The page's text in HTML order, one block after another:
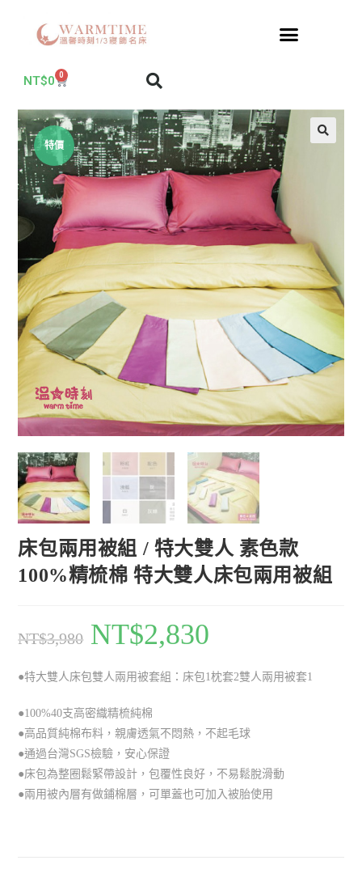
NT$0 0
特價
床包兩用被組 / 特大雙人 素色款
100%精梳棉 特大雙人床包兩用被組
NT$3,980 NT$2,830
●特大雙人床包雙人兩用被套組：床包1枕套2雙人兩用被套1
●100%40支高密織精梳純棉
●高品質純棉布料，親膚透氣不悶熱，不起毛球
●通過台灣SGS檢驗，安心保證
●床包為整圈鬆緊帶設計，包覆性良好，不易鬆脫滑動
●兩用被內層有做鋪棉層，可單蓋也可加入被胎使用